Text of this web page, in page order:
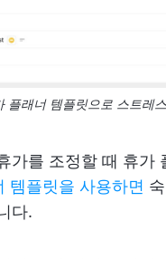
플래너 템플릿으로 스트레
가를 조정할 때 휴가
템플릿을 사용하면
다.